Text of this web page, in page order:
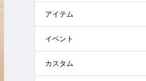
アイテム
イベント
カスタム